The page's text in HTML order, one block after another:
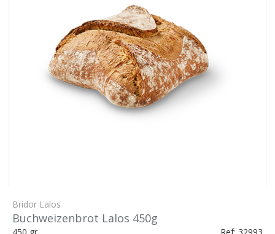
Bridor Lalos
Buchweizenbrot Lalos 450g